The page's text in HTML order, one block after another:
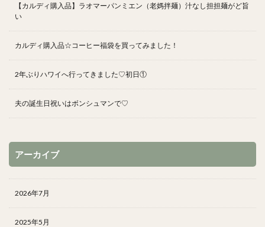
【カルディ購入品】ラオマーパンミエン（老媽拌麺）汁なし担担麺がど旨
い
カルディ購入品☆コーヒー福袋を買ってみました！
2年ぶりハワイへ行ってきました♡初日①
夫の誕生日祝いはボンシュマンで♡
アーカイブ
2026年7月
2025年5月